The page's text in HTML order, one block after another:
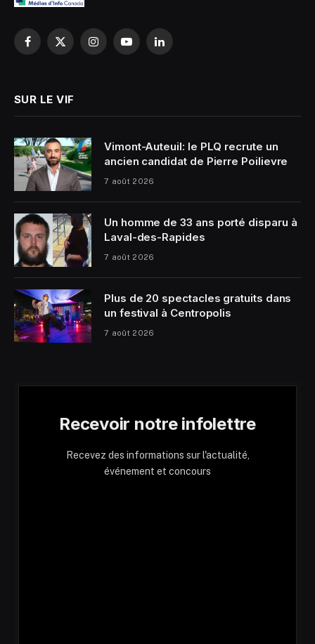
Facebook
X
InstagramYouTubeLinkedIn
SUR LE VIF
Vimont-Auteuil: le PLQ recrute un
ancien candidat de Pierre Poilievre
7 août 2026
Un homme de 33 ans porté disparu à
Laval-des-Rapides
7 août 2026
Plus de 20 spectacles gratuits dans
un festival à Centropolis
7 août 2026
Recevoir notre infolettre
Recevez des informations sur l'actualité,
événement et concours